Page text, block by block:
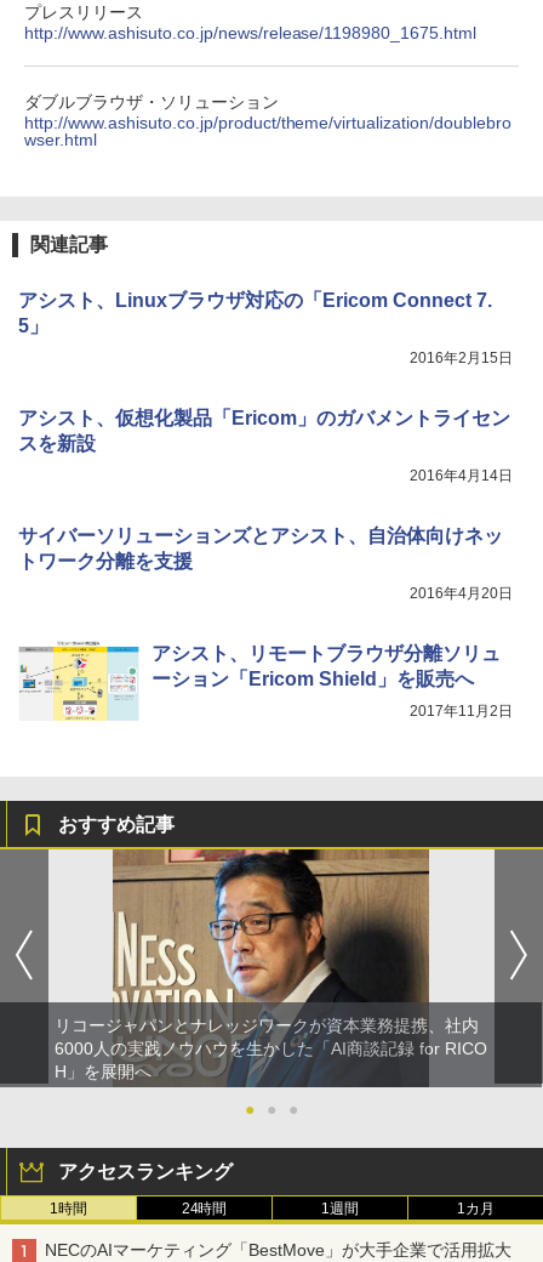
プレスリリース
http://www.ashisuto.co.jp/news/release/1198980_1675.html
ダブルブラウザ・ソリューション
http://www.ashisuto.co.jp/product/theme/virtualization/doublebro
wser.html
関連記事
アシスト、Linuxブラウザ対応の「Ericom Connect 7.
5」
2016年2月15日
アシスト、仮想化製品「Ericom」のガバメントライセン
スを新設
2016年4月14日
サイバーソリューションズとアシスト、自治体向けネッ
トワーク分離を支援
2016年4月20日
アシスト、リモートブラウザ分離ソリュ
ーション「Ericom Shield」を販売へ
2017年11月2日
おすすめ記事
リコージャパンとナレッジワークが資本業務提携、社内
6000人の実践ノウハウを生かした「AI商談記録 for RICO
H」を展開へ
●
● ●
アクセスランキング
1時間 24時間 1週間 1カ月
NECのAIマーケティング「BestMove」が大手企業で活用拡大